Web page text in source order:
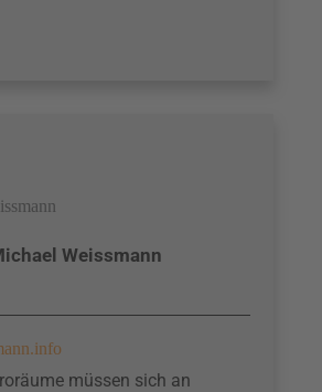
Weissmann
müssen sich an